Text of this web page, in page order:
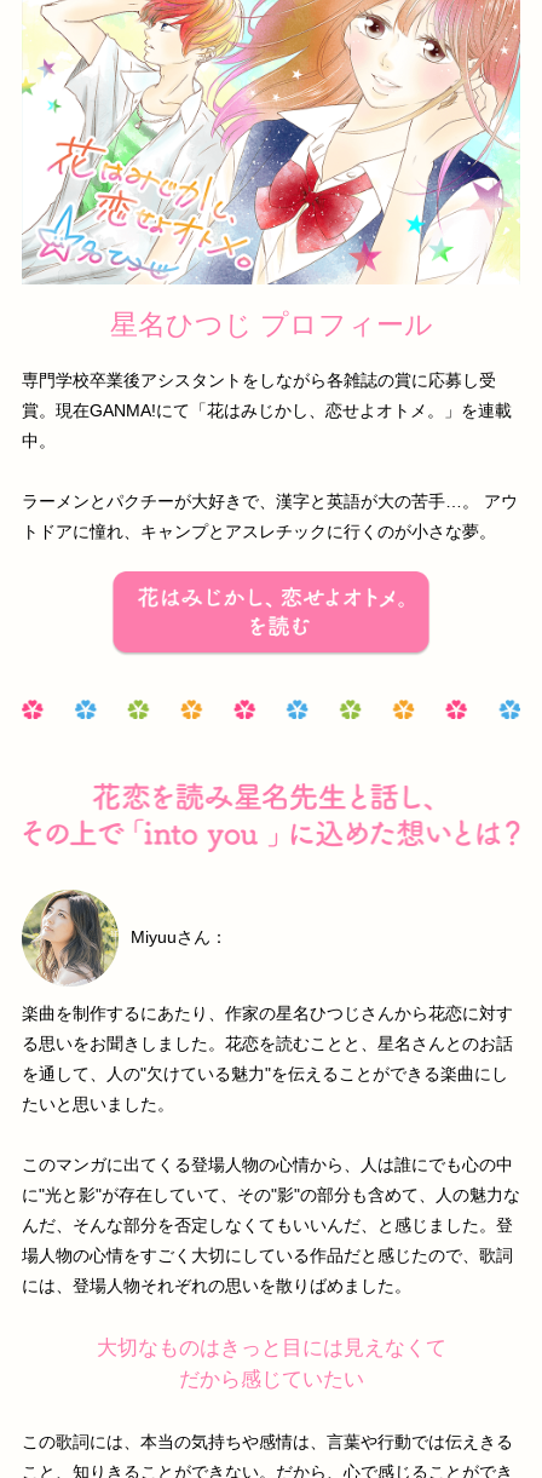
星名ひつじ プロフィール
専門学校卒業後アシスタントをしながら各雑誌の賞に応募し受
賞。現在GANMA!にて「花はみじかし、恋せよオトメ。」を連載
中。
ラーメンとパクチーが大好きで、漢字と英語が大の苦手…。 アウ
トドアに憧れ、キャンプとアスレチックに行くのが小さな夢。
Miyuuさん：
楽曲を制作するにあたり、作家の星名ひつじさんから花恋に対す
る思いをお聞きしました。花恋を読むことと、星名さんとのお話
を通して、人の"欠けている魅力"を伝えることができる楽曲にし
たいと思いました。
このマンガに出てくる登場人物の心情から、人は誰にでも心の中
に"光と影"が存在していて、その"影"の部分も含めて、人の魅力な
んだ、そんな部分を否定しなくてもいいんだ、と感じました。登
場人物の心情をすごく大切にしている作品だと感じたので、歌詞
には、登場人物それぞれの思いを散りばめました。
大切なものはきっと目には見えなくて
だから感じていたい
この歌詞には、本当の気持ちや感情は、言葉や行動では伝えきる
こと、知りきることができない。だから、心で感じることができ